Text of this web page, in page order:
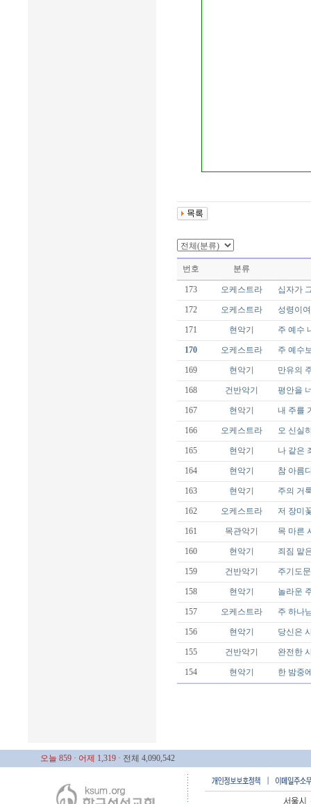
번호 분류
173 오케스트라 십자가
172 오케스트라 성령이
171 현악기 주 예수
170 오케스트라 주 예수
169 현악기 만유의
168 건반악기 평안을
167 현악기 내 주를
166 오케스트라 오 신실
165 현악기 나 같은
164 현악기 참 아름
163 현악기 주의 거
162 오케스트라 저 장미
161 목관악기 목 마른
160 현악기 죄짐 맡
159 건반악기 주기도
158 현악기 놀라운
157 오케스트라 주 하나
156 현악기 당신은
155 건반악기 완전한
154 현악기 한 밤중
오늘 859 · 어제 1,319 · 전체 4,090,542